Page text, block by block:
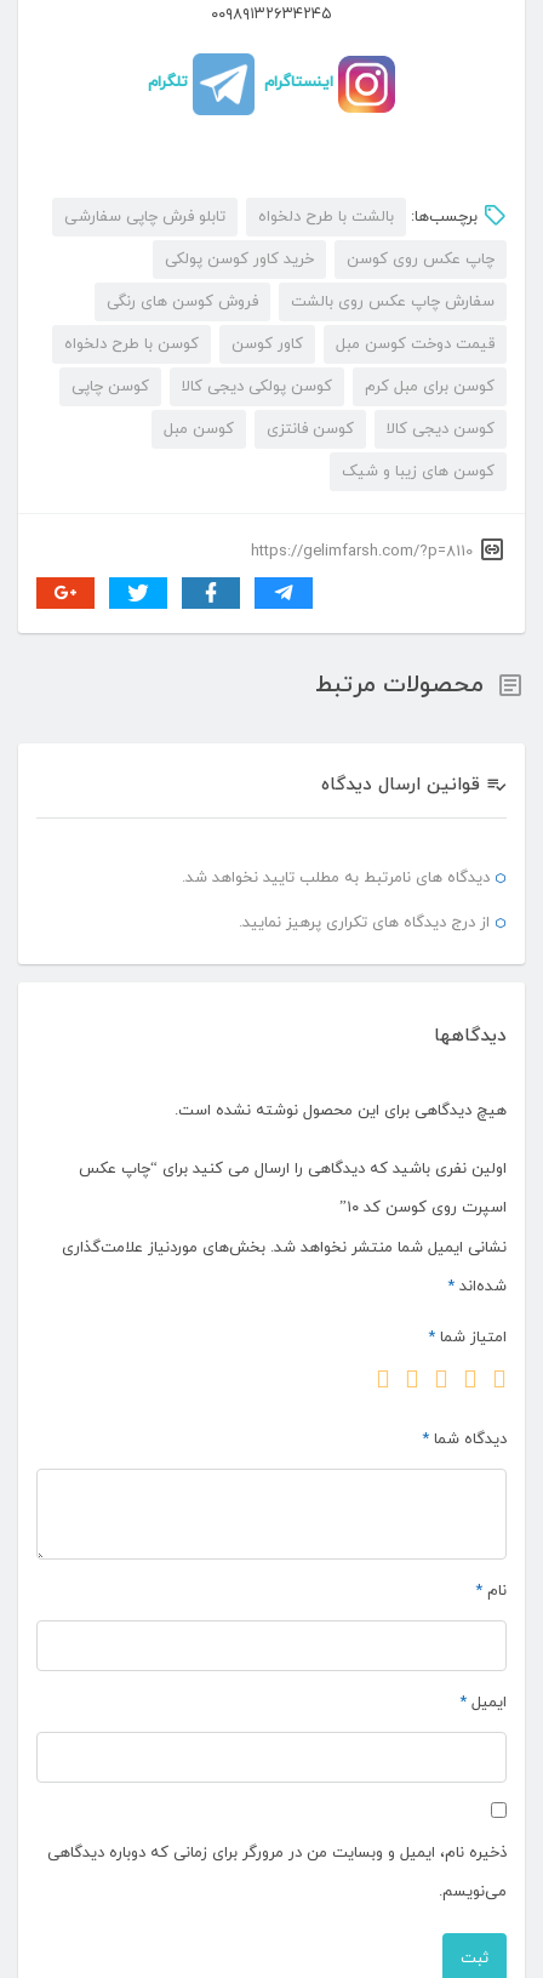
۰۰۹۸۹۱۳۲۶۳۴۲۴۵
اینستاگرام تلگرام
برچسب‌ها: بالشت با طرح دلخواه
تابلو فرش چاپی سفارشی
چاپ عکس روی کوسن
خرید کاور کوسن پولکی
سفارش چاپ عکس روی بالشت
فروش کوسن های رنگی
قیمت دوخت کوسن مبل
کاور کوسن
کوسن با طرح دلخواه
کوسن برای مبل کرم
کوسن پولکی دیجی کالا
کوسن چاپی
کوسن دیجی کالا
کوسن فانتزی
کوسن مبل
کوسن های زیبا و شیک
https://gelimfarsh.com/?p=8110
محصولات مرتبط
قوانین ارسال دیدگاه
دیدگاه های نامرتبط به مطلب تایید نخواهد شد.
از درج دیدگاه های تکراری پرهیز نمایید.
دیدگاهها
هیچ دیدگاهی برای این محصول نوشته نشده است.
اولین نفری باشید که دیدگاهی را ارسال می کنید برای “چاپ عکس
اسپرت روی کوسن کد ۱۰”
نشانی ایمیل شما منتشر نخواهد شد. بخش‌های موردنیاز علامت‌گذاری
شده‌اند *
امتیاز شما *
دیدگاه شما *
نام *
ایمیل *
ذخیره نام، ایمیل و وبسایت من در مرورگر برای زمانی که دوباره دیدگاهی
می‌نویسم.